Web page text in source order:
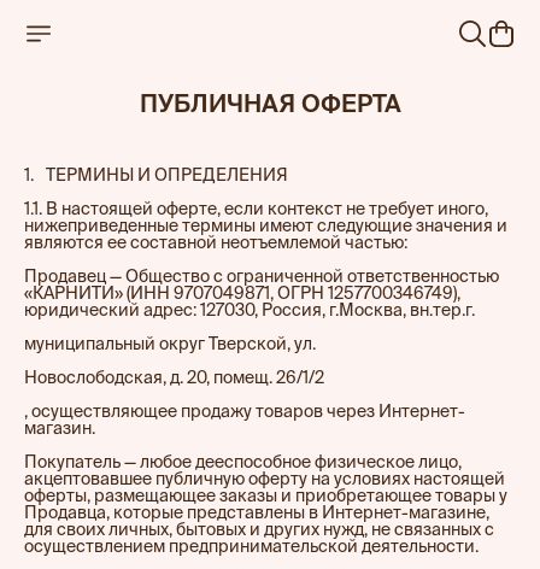
ПУБЛИЧНАЯ ОФЕРТА
1.‎‎⠀ТЕРМИНЫ И ОПРЕДЕЛЕНИЯ
1.1. В настоящей оферте, если контекст не требует иного,
нижеприведенные термины имеют следующие значения и
являются ее составной неотъемлемой частью:
Продавец — Общество с ограниченной ответственностью
«КАРНИТИ» (ИНН 9707049871, ОГРН 1257700346749),
юридический адрес: 127030, Россия, г.Москва, вн.тер.г.
муниципальный округ Тверской, ул.
Новослободская, д. 20, помещ. 26/1/2
, осуществляющее продажу товаров через Интернет-
магазин.
Покупатель — любое дееспособное физическое лицо,
акцептовавшее публичную оферту на условиях настоящей
оферты, размещающее заказы и приобретающее товары у
Продавца, которые представлены в Интернет-магазине,
для своих личных, бытовых и других нужд, не связанных с
осуществлением предпринимательской деятельности.